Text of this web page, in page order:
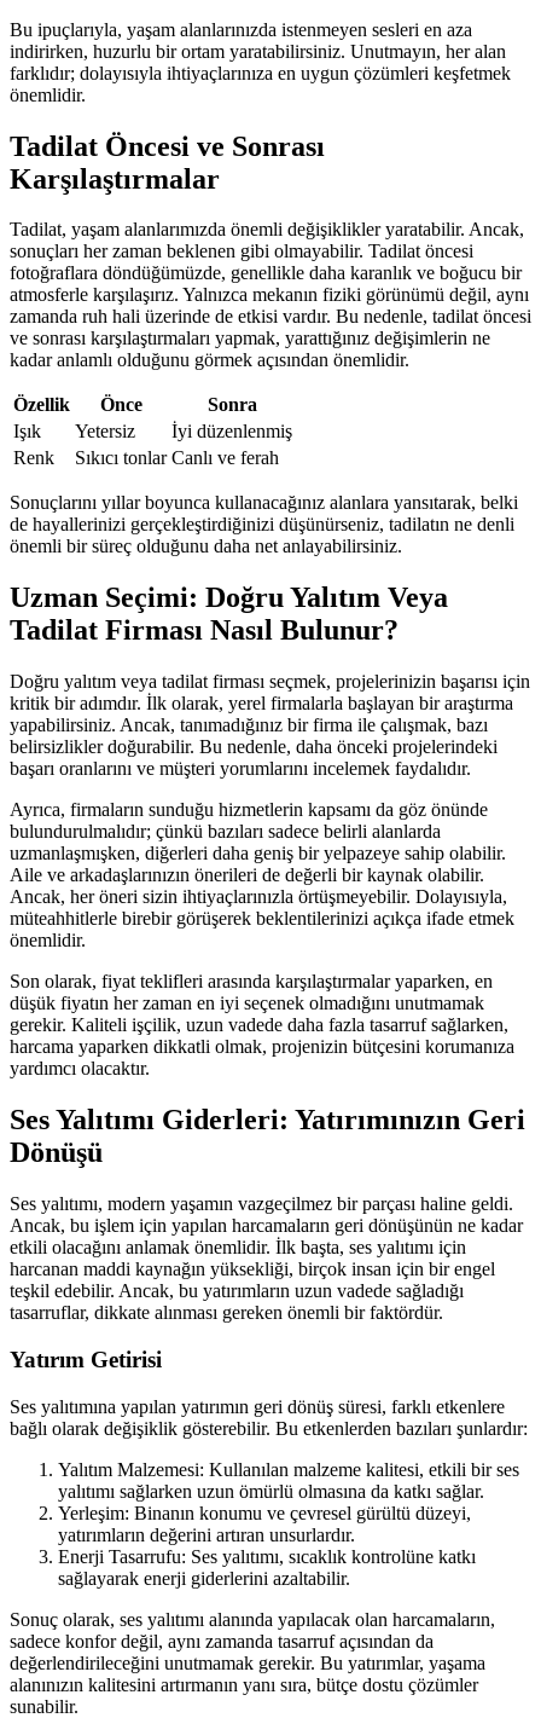
Bu ipuçlarıyla, yaşam alanlarınızda istenmeyen sesleri en aza
indirirken, huzurlu bir ortam yaratabilirsiniz. Unutmayın, her alan
farklıdır; dolayısıyla ihtiyaçlarınıza en uygun çözümleri keşfetmek
önemlidir.
Tadilat Öncesi ve Sonrası
Karşılaştırmalar
Tadilat, yaşam alanlarımızda önemli değişiklikler yaratabilir. Ancak,
sonuçları her zaman beklenen gibi olmayabilir. Tadilat öncesi
fotoğraflara döndüğümüzde, genellikle daha karanlık ve boğucu bir
atmosferle karşılaşırız. Yalnızca mekanın fiziki görünümü değil, aynı
zamanda ruh hali üzerinde de etkisi vardır. Bu nedenle, tadilat öncesi
ve sonrası karşılaştırmaları yapmak, yarattığınız değişimlerin ne
kadar anlamlı olduğunu görmek açısından önemlidir.
Özellik Önce
Sonra
Işık
Yetersiz
İyi düzenlenmiş
Renk
Sıkıcı tonlar Canlı ve ferah
Sonuçlarını yıllar boyunca kullanacağınız alanlara yansıtarak, belki
de hayallerinizi gerçekleştirdiğinizi düşünürseniz, tadilatın ne denli
önemli bir süreç olduğunu daha net anlayabilirsiniz.
Uzman Seçimi: Doğru Yalıtım Veya
Tadilat Firması Nasıl Bulunur?
Doğru yalıtım veya tadilat firması seçmek, projelerinizin başarısı için
kritik bir adımdır. İlk olarak, yerel firmalarla başlayan bir araştırma
yapabilirsiniz. Ancak, tanımadığınız bir firma ile çalışmak, bazı
belirsizlikler doğurabilir. Bu nedenle, daha önceki projelerindeki
başarı oranlarını ve müşteri yorumlarını incelemek faydalıdır.
Ayrıca, firmaların sunduğu hizmetlerin kapsamı da göz önünde
bulundurulmalıdır; çünkü bazıları sadece belirli alanlarda
uzmanlaşmışken, diğerleri daha geniş bir yelpazeye sahip olabilir.
Aile ve arkadaşlarınızın önerileri de değerli bir kaynak olabilir.
Ancak, her öneri sizin ihtiyaçlarınızla örtüşmeyebilir. Dolayısıyla,
müteahhitlerle birebir görüşerek beklentilerinizi açıkça ifade etmek
önemlidir.
Son olarak, fiyat teklifleri arasında karşılaştırmalar yaparken, en
düşük fiyatın her zaman en iyi seçenek olmadığını unutmamak
gerekir. Kaliteli işçilik, uzun vadede daha fazla tasarruf sağlarken,
harcama yaparken dikkatli olmak, projenizin bütçesini korumanıza
yardımcı olacaktır.
Ses Yalıtımı Giderleri: Yatırımınızın Geri
Dönüşü
Ses yalıtımı, modern yaşamın vazgeçilmez bir parçası haline geldi.
Ancak, bu işlem için yapılan harcamaların geri dönüşünün ne kadar
etkili olacağını anlamak önemlidir. İlk başta, ses yalıtımı için
harcanan maddi kaynağın yüksekliği, birçok insan için bir engel
teşkil edebilir. Ancak, bu yatırımların uzun vadede sağladığı
tasarruflar, dikkate alınması gereken önemli bir faktördür.
Yatırım Getirisi
Ses yalıtımına yapılan yatırımın geri dönüş süresi, farklı etkenlere
bağlı olarak değişiklik gösterebilir. Bu etkenlerden bazıları şunlardır:
Yalıtım Malzemesi: Kullanılan malzeme kalitesi, etkili bir ses
yalıtımı sağlarken uzun ömürlü olmasına da katkı sağlar.
Yerleşim: Binanın konumu ve çevresel gürültü düzeyi,
yatırımların değerini artıran unsurlardır.
Enerji Tasarrufu: Ses yalıtımı, sıcaklık kontrolüne katkı
sağlayarak enerji giderlerini azaltabilir.
Sonuç olarak, ses yalıtımı alanında yapılacak olan harcamaların,
sadece konfor değil, aynı zamanda tasarruf açısından da
değerlendirileceğini unutmamak gerekir. Bu yatırımlar, yaşama
alanınızın kalitesini artırmanın yanı sıra, bütçe dostu çözümler
sunabilir.